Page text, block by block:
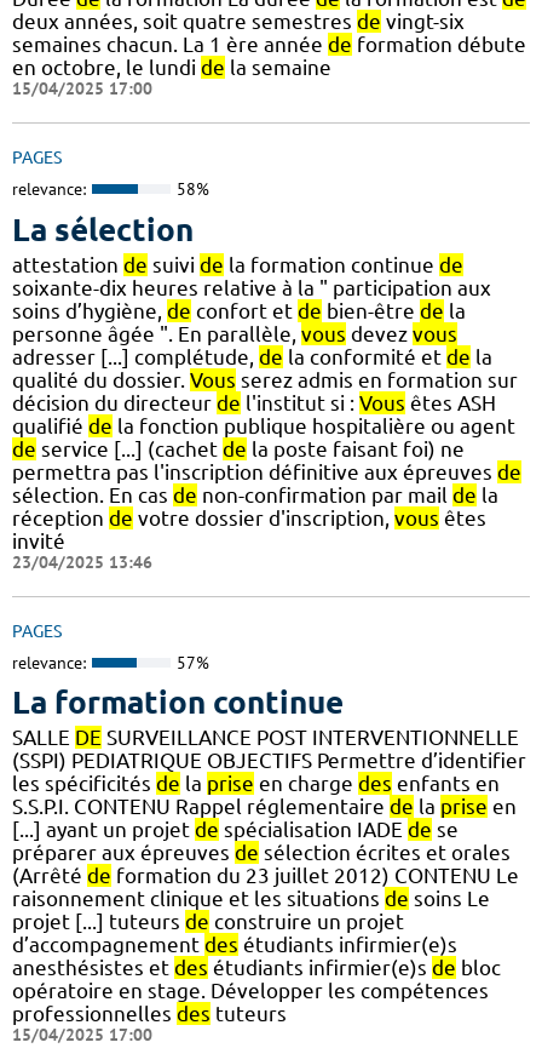
deux années, soit quatre semestres de vingt-six
semaines chacun. La 1 ère année de formation débute
en octobre, le lundi de la semaine
15/04/2025 17:00
PAGES
relevance: 58%
La sélection
attestation de suivi de la formation continue de
soixante-dix heures relative à la " participation aux
soins d’hygiène, de confort et de bien-être de la
personne âgée ". En parallèle, vous devez vous
adresser [...] complétude, de la conformité et de la
qualité du dossier. Vous serez admis en formation sur
décision du directeur de l'institut si : Vous êtes ASH
qualifié de la fonction publique hospitalière ou agent
de service [...] (cachet de la poste faisant foi) ne
permettra pas l'inscription définitive aux épreuves de
sélection. En cas de non-confirmation par mail de la
réception de votre dossier d'inscription, vous êtes
invité
23/04/2025 13:46
PAGES
relevance: 57%
La formation continue
SALLE DE SURVEILLANCE POST INTERVENTIONNELLE
(SSPI) PEDIATRIQUE OBJECTIFS Permettre d’identifier
les spécificités de la prise en charge des enfants en
S.S.P.I. CONTENU Rappel réglementaire de la prise en
[...] ayant un projet de spécialisation IADE de se
préparer aux épreuves de sélection écrites et orales
(Arrêté de formation du 23 juillet 2012) CONTENU Le
raisonnement clinique et les situations de soins Le
projet [...] tuteurs de construire un projet
d’accompagnement des étudiants infirmier(e)s
anesthésistes et des étudiants infirmier(e)s de bloc
opératoire en stage. Développer les compétences
professionnelles des tuteurs
15/04/2025 17:00